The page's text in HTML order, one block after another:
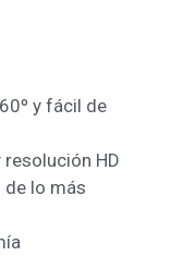
y fácil de
HD
de lo más